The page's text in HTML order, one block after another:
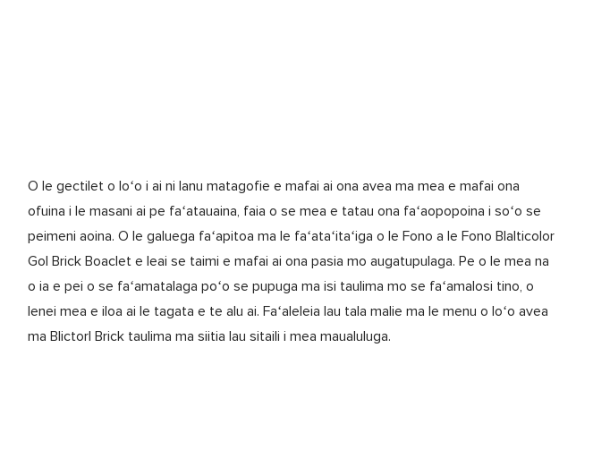
O le gectilet o loʻo i ai ni lanu matagofie e mafai ai ona avea ma mea e mafai ona
ofuina i le masani ai pe faʻatauaina, faia o se mea e tatau ona faʻaopopoina i soʻo se
peimeni aoina. O le galuega faʻapitoa ma le faʻataʻitaʻiga o le Fono a le Fono Blalticolor
Gol Brick Boaclet e leai se taimi e mafai ai ona pasia mo augatupulaga. Pe o le mea na
o ia e pei o se faʻamatalaga poʻo se pupuga ma isi taulima mo se faʻamalosi tino, o
lenei mea e iloa ai le tagata e te alu ai. Faʻaleleia lau tala malie ma le menu o loʻo avea
ma Blictorl Brick taulima ma siitia lau sitaili i mea maualuluga.